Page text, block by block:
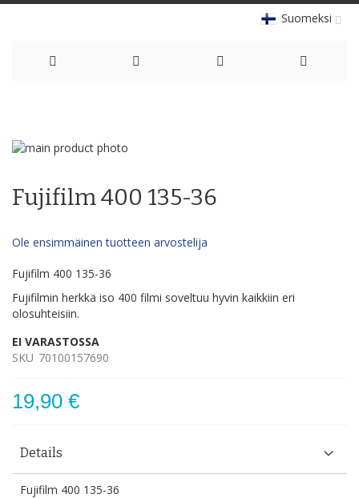
Suomeksi
Content
Skip
end
images
the
beginning
the
gallery
Fujifilm 400 135-36
Ole ensimmäinen tuotteen arvostelija
Fujifilm 400 135-36
Fujifilmin herkkä iso 400 filmi soveltuu hyvin kaikkiin eri
olosuhteisiin.
EI VARASTOSSA
SKU 70100157690
19,90 €
Details
Fujifilm 400 135-36